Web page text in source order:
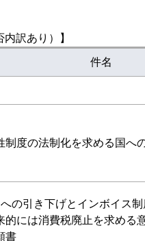
訳あり）】
件名
制度の法制化を求める国へ
への引き下げとインボイス
的には消費税廃止を求める
書​​